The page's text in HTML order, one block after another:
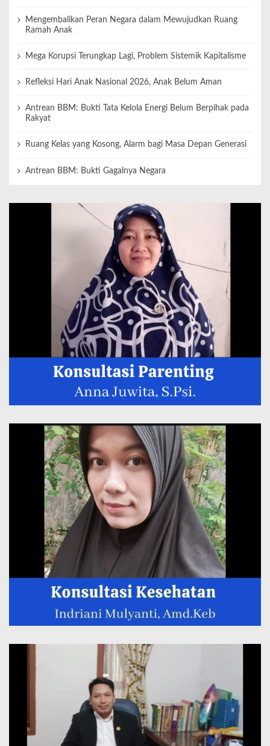
Mengembalikan Peran Negara dalam Mewujudkan Ruang
Ramah Anak
Mega Korupsi Terungkap Lagi, Problem Sistemik Kapitalisme
Refleksi Hari Anak Nasional 2026, Anak Belum Aman
Antrean BBM: Bukti Tata Kelola Energi Belum Berpihak pada
Rakyat
Ruang Kelas yang Kosong, Alarm bagi Masa Depan Generasi
Antrean BBM: Bukti Gagalnya Negara